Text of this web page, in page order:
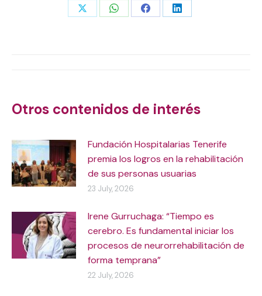
Share Share Share Share
Otros contenidos de interés
Fundación Hospitalarias Tenerife
premia los logros en la rehabilitación
de sus personas usuarias
23 July, 2026
Irene Gurruchaga: “Tiempo es
cerebro. Es fundamental iniciar los
procesos de neurorrehabilitación de
forma temprana”
22 July, 2026